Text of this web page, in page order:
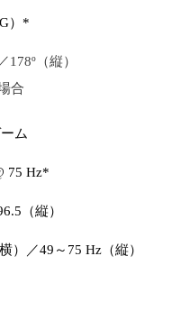
）*
178º（縦）
合
ム
75 Hz*
（縦）
）／49～75 Hz（縦）